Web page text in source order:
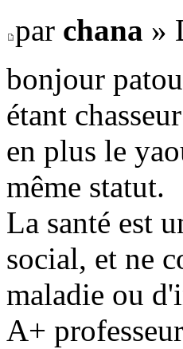
par chana »
bonjour
étant
en plus le
même statut.
La santé est
social, et ne
maladie ou
A+ professeur